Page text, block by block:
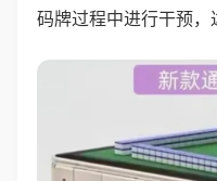
码牌过程中进行干预，